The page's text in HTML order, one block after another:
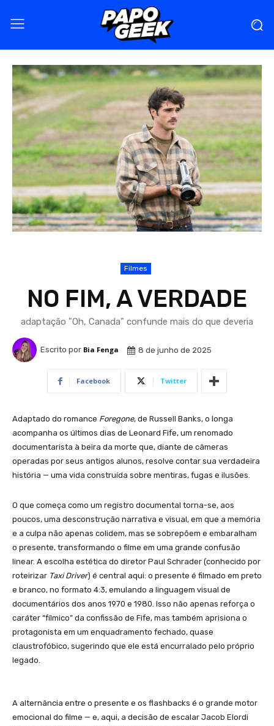
Filmes
NO FIM, A VERDADE
adaptação "Oh, Canada" confunde mais do que deveria
Escrito por Bia Fenga 8 de junho de 2025
Facebook Twitter
Adaptado do romance Foregone, de Russell Banks, o longa
acompanha os últimos dias de Leonard Fife, um renomado
documentarista à beira da morte que, diante de câmeras
operadas por seus antigos alunos, resolve contar sua verdadeira
história — uma vida construída sobre mentiras, fugas e ilusões.
O que começa como um registro documental torna-se, aos
poucos, uma desconstrução narrativa e visual, em que a memória
e a culpa não apenas colidem, mas se sobrepõem e embaralham
o presente, transformando o filme em uma grande confusão
linear. A escolha estética do diretor Paul Schrader (conhecido por
roteirizar Taxi Driver) é central aqui: o presente é filmado em preto
e branco, no formato 4:3, emulando a linguagem visual de
documentários dos anos 1970 e 1980. Isso não apenas reforça o
caráter “fílmico” da confissão de Fife, mas também aprisiona o
protagonista em um enquadramento fechado, quase
claustrofóbico, sugerindo que ele está encurralado pelo próprio
legado.
A alternância entre o presente e os flashbacks é o grande motor
emocional do filme — e, aqui, a decisão de escalar Jacob Elordi